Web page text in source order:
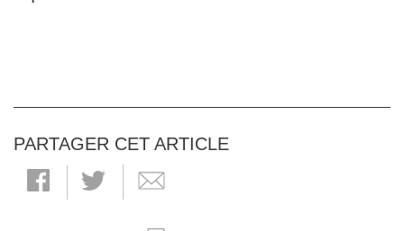
PARTAGER CET ARTICLE